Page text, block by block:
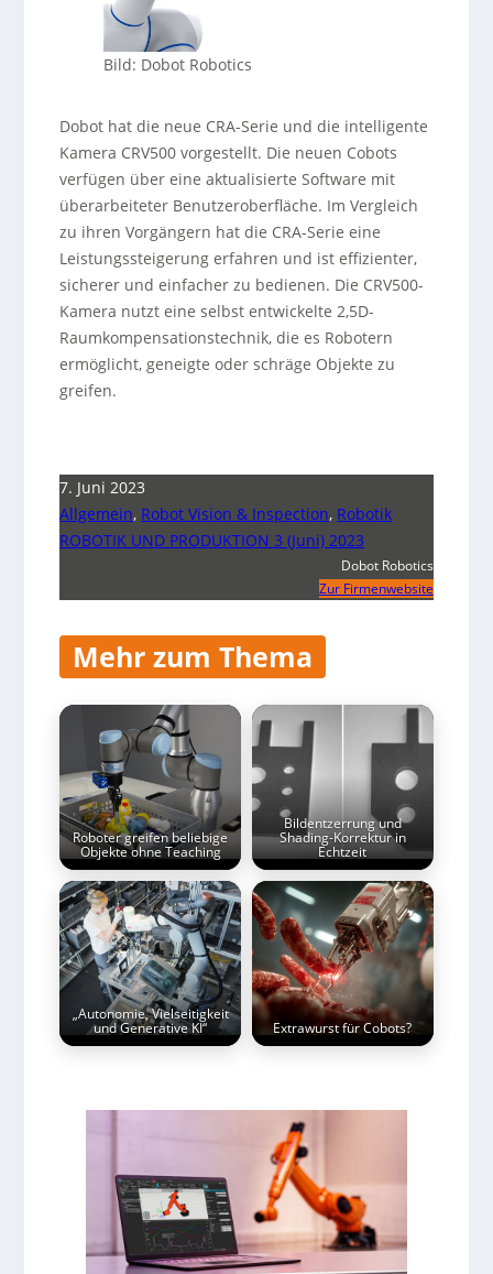
Bild: Dobot Robotics
Dobot hat die neue CRA-Serie und die intelligente
Kamera CRV500 vorgestellt. Die neuen Cobots
verfügen über eine aktualisierte Software mit
überarbeiteter Benutzeroberfläche. Im Vergleich
zu ihren Vorgängern hat die CRA-Serie eine
Leistungssteigerung erfahren und ist effizienter,
sicherer und einfacher zu bedienen. Die CRV500-
Kamera nutzt eine selbst entwickelte 2,5D-
Raumkompensationstechnik, die es Robotern
ermöglicht, geneigte oder schräge Objekte zu
greifen.
7. Juni 2023
Allgemein, Robot Vision & Inspection, Robotik
ROBOTIK UND PRODUKTION 3 (Juni) 2023
Dobot Robotics
Zur Firmenwebsite
Mehr zum Thema
Roboter greifen beliebige
Objekte ohne Teaching
Bildentzerrung und
Shading-Korrektur in
Echtzeit
„Autonomie, Vielseitigkeit
und Generative KI“ Extrawurst für Cobots?